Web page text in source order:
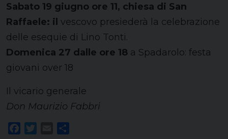
Sabato 19 giugno ore 11, chiesa di San
Raffaele: il vescovo presiederà la celebrazione
delle esequie di Lino Tonti.
Domenica 27 dalle ore 18 a Spadarolo: festa
giovani over 18
Il vicario generale
Don Maurizio Fabbri
Facebook
Twitter
Email